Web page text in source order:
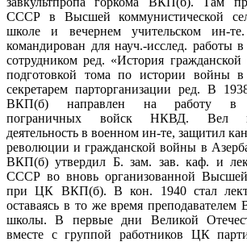
СССР в Высшей коммунистической
школе и вечернем учительском ин-
командирован для науч.-исслед. работы
сотрудником ред. «История
подготовкой тома по истории войны
секретарем парторганизации ред. В
ВКП(б) направлен на работу в
пограничных войск НКВД. Вел
деятельность в военном ин-те, защитил
революции и гражданской войны в
ВКП(б) утвердил Б. зам. зав. каф. и
СССР во вновь организованной
при ЦК ВКП(б). В кон. 1940 стал
оставаясь в то же время
школы. В первые дни Великой
вместе с группой работников ЦК